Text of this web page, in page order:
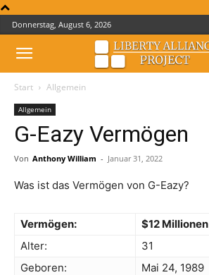
Donnerstag, August 6, 2026
Start Allgemein
Allgemein
G-Eazy Vermögen
Von Anthony William - Januar 31, 2022
Was ist das Vermögen von G-Eazy?
Vermögen:
$12 Millionen
Alter:
31
Geboren:
Mai 24, 1989